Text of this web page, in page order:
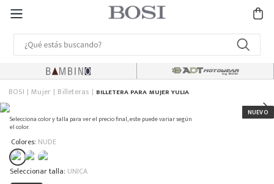
BOSI Mujer Billeteras BILLETERA PARA MUJER YULIA
Selecciona color y talla para ver el precio final, este puede variar según
el color.
Colores: NUDE
: UNICA